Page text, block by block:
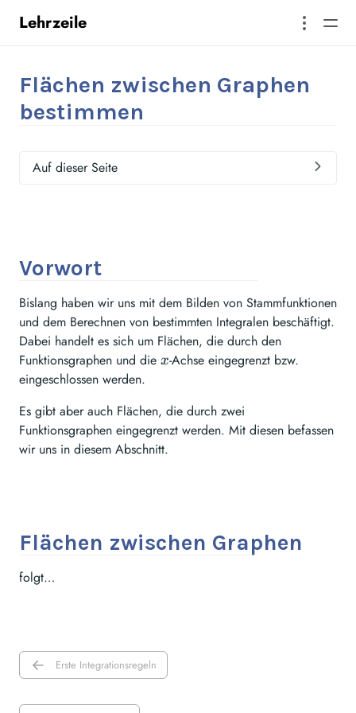
Lehrzeile
Flächen zwischen Graphen
bestimmen
Auf dieser Seite
Vorwort
Bislang haben wir uns mit dem Bilden von Stammfunktionen
und dem Berechnen von bestimmten Integralen beschäftigt.
Dabei handelt es sich um Flächen, die durch den
Funktionsgraphen und die x
x-Achse eingegrenzt bzw.
eingeschlossen werden.
Es gibt aber auch Flächen, die durch zwei
Funktionsgraphen eingegrenzt werden. Mit diesen befassen
wir uns in diesem Abschnitt.
Flächen zwischen Graphen
folgt…
Erste Integrationsregeln